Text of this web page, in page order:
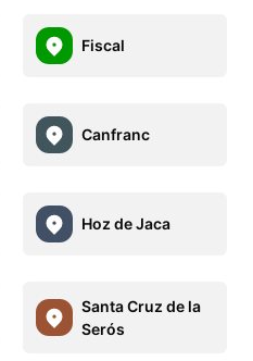
Fiscal
Canfranc
Hoz de Jaca
Santa Cruz de la
Serós